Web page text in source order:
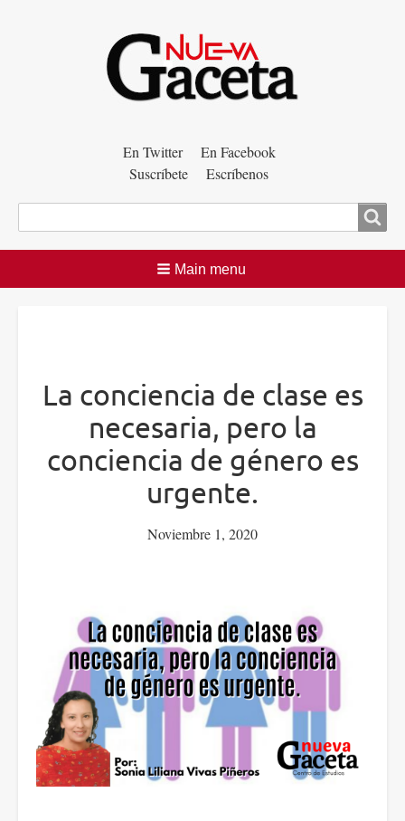
En Twitter
En Facebook
Suscríbete
Escríbenos
Main menu
La conciencia de clase es
necesaria, pero la
conciencia de género es
urgente.
Noviembre 1, 2020